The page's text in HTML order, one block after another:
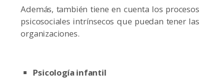
Además, también tiene en cuenta los procesos
psicosociales intrínsecos que puedan tener las
organizaciones.
Psicología infantil